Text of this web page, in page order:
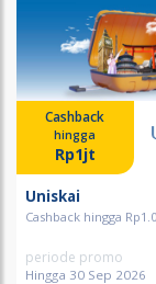
Cashback
hingga
Rp1jt
Uniskai
Cashback hingga
periode promo
Hingga 30 Sep 2026